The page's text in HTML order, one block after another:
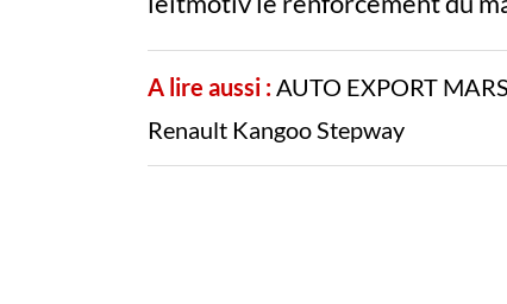
A lire aussi :AUTO EXPORT
Renault Kangoo Stepway